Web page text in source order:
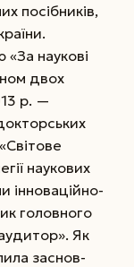
посібників,
наукові
двох
р. —
наукових
інноваційно-
головного
Як
заснов­